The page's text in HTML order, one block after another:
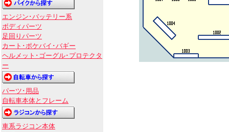
エンジン･バッテリー系
ボディパーツ
足回りパーツ
カート･ポケバイ･バギー
ヘルメット･ゴーグル･プロテクタ
ー
パーツ･用品
自転車本体とフレーム
車系ラジコン本体